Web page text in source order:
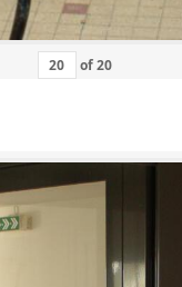
of20